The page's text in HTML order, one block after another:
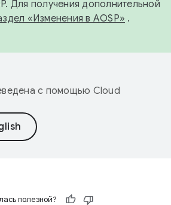
Для получения дополнительной
«Изменения в AOSP» .
с помощью Cloud
полезной?